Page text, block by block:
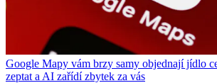
Google Mapy vám brzy samy objednají jídlo
zeptat a AI zařídí zbytek za vás